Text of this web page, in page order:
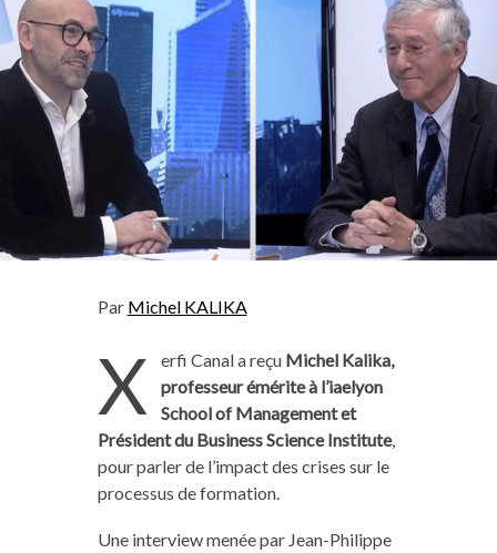
Par Michel KALIKA
X erfi Canal a reçu Michel Kalika,
professeur émérite àl’iaelyon
School of Management et
Président du Business Science Institute,
pour parler de l’impact des crises sur le
processus de formation.
Une interview menée par Jean-Philippe